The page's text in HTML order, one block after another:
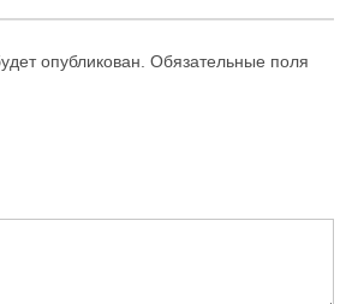
опубликован. Обязательные поля